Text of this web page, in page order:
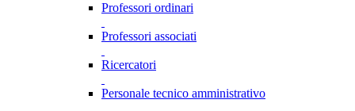
Professori ordinari
Professori associati
Ricercatori
Personale tecnico amministrativo